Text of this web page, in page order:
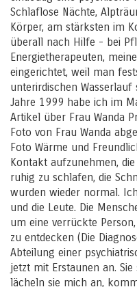
Schlaflose Nächte,
Körper, am stärksten im
überall nach Hilfe - bei
Energietherapeuten,
eingerichtet, weil man
unterirdischen
Jahre 1999 habe ich im
Artikel über Frau Wanda
Foto von Frau Wanda
Foto Wärme und
Kontakt aufzunehmen,
ruhig zu schlafen, die
wurden wieder normal.
und die Leute. Die
um eine verrückte
zu entdecken (Die
Abteilung einer
jetzt mit Erstaunen an.
lächeln sie mich an,